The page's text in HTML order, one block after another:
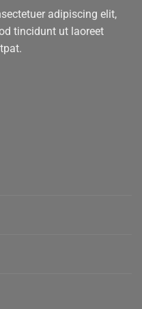
adipiscing elit,
tincidunt ut laoreet